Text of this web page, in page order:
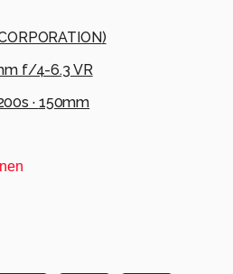
)
f/4-6.3 VR
· 150mm